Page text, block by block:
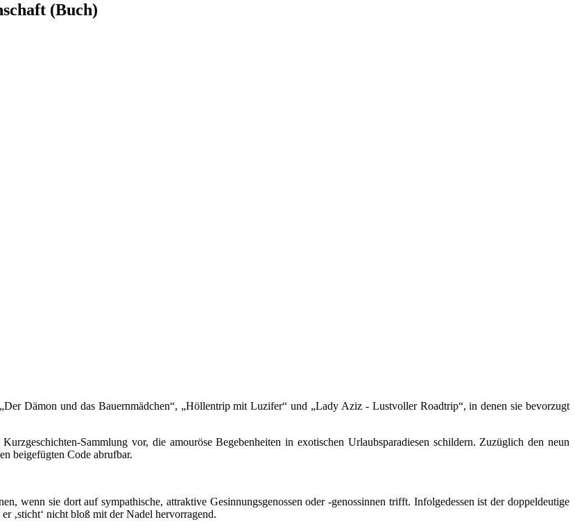
(Buch)
Dämon und das Bauernmädchen“, „Höllentrip mit Luzifer“ und „Lady Aziz - Lustvoller Roadtrip“, in denen sie bevorzugt
Sammlung vor, die amouröse Begebenheiten in exotischen Urlaubsparadiesen schildern. Zuzüglich den neun
beigefügten Code abrufbar.
wenn sie dort auf sympathische, attraktive Gesinnungsgenossen oder -genossinnen trifft. Infolgedessen ist der doppeldeutige
‚sticht‘ nicht bloß mit der Nadel hervorragend.